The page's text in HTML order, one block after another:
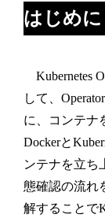
はじめに
Kubernetes
して、
に、コンテナ
Dockerと
ンテナを立ち
態確認の流れ
解することで